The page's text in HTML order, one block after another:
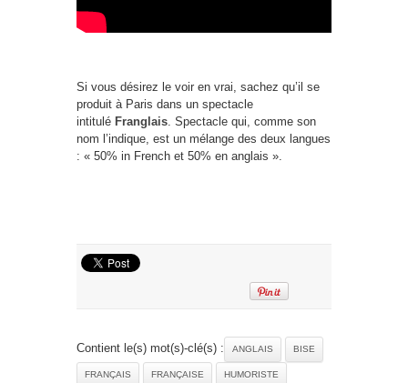
Si vous désirez le voir en vrai, sachez qu’il se
produit à Paris dans un spectacle
intitulé Franglais. Spectacle qui, comme son
nom l’indique, est un mélange des deux langues
: « 50% in French et 50% en anglais ».
Contient le(s) mot(s)-clé(s) : ANGLAIS BISE
FRANÇAIS FRANÇAISE HUMORISTE